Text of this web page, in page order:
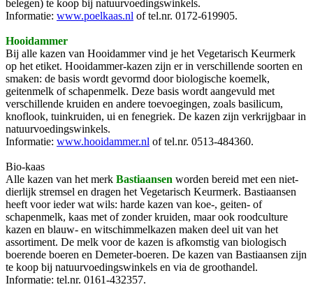
belegen) te koop bij natuurvoedingswinkels.
Informatie: www.poelkaas.nl of tel.nr. 0172-619905.
Hooidammer
Bij alle kazen van Hooidammer vind je het Vegetarisch Keurmerk
op het etiket. Hooidammer-kazen zijn er in verschillende soorten en
smaken: de basis wordt gevormd door biologische koemelk,
geitenmelk of schapenmelk. Deze basis wordt aangevuld met
verschillende kruiden en andere toevoegingen, zoals basilicum,
knoflook, tuinkruiden, ui en fenegriek. De kazen zijn verkrijgbaar in
natuurvoedingswinkels.
Informatie: www.hooidammer.nl of tel.nr. 0513-484360.
Bio-kaas
Alle kazen van het merk Bastiaansen worden bereid met een niet-
dierlijk stremsel en dragen het Vegetarisch Keurmerk. Bastiaansen
heeft voor ieder wat wils: harde kazen van koe-, geiten- of
schapenmelk, kaas met of zonder kruiden, maar ook roodculture
kazen en blauw- en witschimmelkazen maken deel uit van het
assortiment. De melk voor de kazen is afkomstig van biologisch
boerende boeren en Demeter-boeren. De kazen van Bastiaansen zijn
te koop bij natuurvoedingswinkels en via de groothandel.
Informatie: tel.nr. 0161-432357.